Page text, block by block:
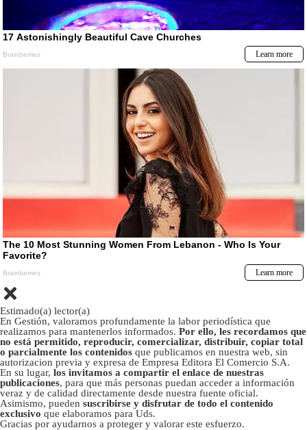
Estimado(a) lector(a)
En Gestión, valoramos profundamente la labor periodística que
realizamos para mantenerlos informados. Por ello, les recordamos que
no está permitido, reproducir, comercializar, distribuir, copiar total
o parcialmente los contenidos que publicamos en nuestra web, sin
autorizacion previa y expresa de Empresa Editora El Comercio S.A.
En su lugar, los invitamos a compartir el enlace de nuestras
publicaciones, para que más personas puedan acceder a información
veraz y de calidad directamente desde nuestra fuente oficial.
Asimismo, pueden suscribirse y disfrutar de todo el contenido
exclusivo que elaboramos para Uds.
Gracias por ayudarnos a proteger y valorar este esfuerzo.